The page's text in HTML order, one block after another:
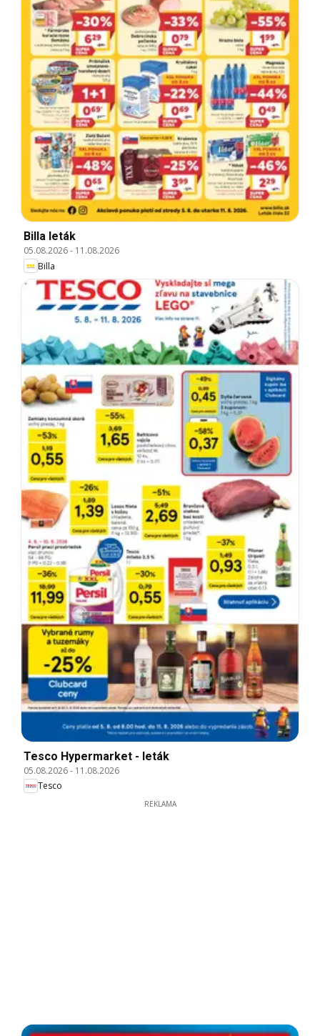
Billa leták
05.08.2026- 11.08.2026
Billa
Tesco Hypermarket - leták
05.08.2026- 11.08.2026
Tesco
REKLAMA